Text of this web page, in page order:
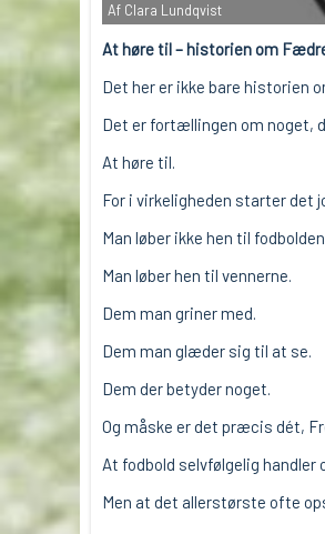
Af Clara Lundqvist
At høre til – historien om
Det her er ikke bare historien
Det er fortællingen om noget,
At høre til.
For i virkeligheden starter det
Man løber ikke hen til
Man løber hen til vennerne.
Dem man griner med.
Dem man glæder sig til at se.
Dem der betyder noget.
Og måske er det præcis dét,
At fodbold selvfølgelig handler
Men at det allerstørste ofte